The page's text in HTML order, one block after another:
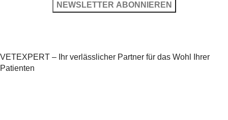
VETEXPERT – Ihr verlässlicher Partner für das Wohl Ihrer
Patienten